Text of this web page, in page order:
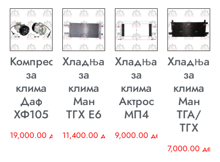
Компресор
за
клима
Даф
ХФ105
19,000.00 ден
Хладњак
за
клима
Ман
ТГХ E6
11,400.00 ден
Хладњак
за
клима
Актрос
МП4
9,000.00 ден
Хладњак
за
клима
Ман
ТГА/
ТГХ
7,000.00 ден